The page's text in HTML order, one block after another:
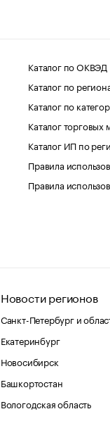
Каталог по ОКВЭД
Каталог по
Каталог по
Каталог торговых
Каталог ИП по
Правила
Правила
Новости регионов
Санкт-Петербург и
Екатеринбург
Новосибирск
Башкортостан
Вологодская область